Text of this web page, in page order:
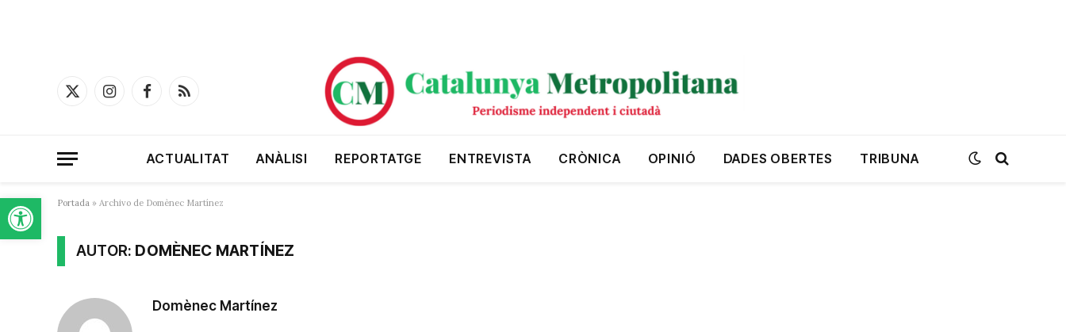
Obre la barra d'eines
X
InstagramFacebookRSS
ACTUALITAT ANÀLISI REPORTATGE ENTREVISTA CRÒNICA OPINIÓ DADES OBERTES TRIBUNA
Portada » Archivo de Domènec Martínez
AUTOR: DOMÈNEC MARTÍNEZ
Domènec Martínez